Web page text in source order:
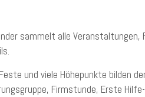
sammelt alle Veranstaltungen,
und viele Höhepunkte bilden
Firmstunde, Erste